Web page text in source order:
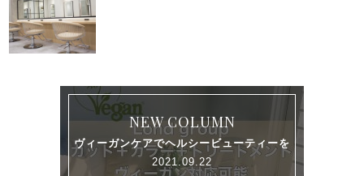
NEW COLUMN
ヴィーガンケアでヘルシービューティーを
2021.09.22